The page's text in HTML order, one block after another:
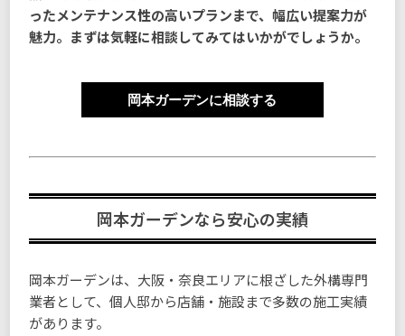
ったメンテナンス性の高いプランまで、幅広い提案力が
魅力。まずは気軽に相談してみてはいかがでしょうか。
岡本ガーデンに相談する
岡本ガーデンなら安心の実績
岡本ガーデンは、大阪・奈良エリアに根ざした外構専門
業者として、個人邸から店舗・施設まで多数の施工実績
があります。